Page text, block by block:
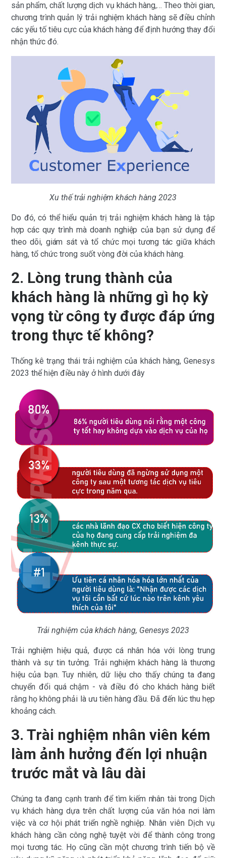
sản phẩm, chất lượng dịch vụ khách hàng,… Theo thời gian,
chương trình quản lý trải nghiệm khách hàng sẽ điều chỉnh
các yếu tố tiêu cực của khách hàng để định hướng thay đổi
nhận thức đó.
Xu thế trải nghiệm khách hàng 2023
Do đó, có thể hiểu quản trị trải nghiệm khách hàng là tập
hợp các quy trình mà doanh nghiệp của bạn sử dụng để
theo dõi, giám sát và tổ chức mọi tương tác giữa khách
hàng, tổ chức trong suốt vòng đời của khách hàng.
2. Lòng trung thành của
khách hàng là những gì họ kỳ
vọng từ công ty được đáp ứng
trong thực tế không?
Thống kê trạng thái trải nghiệm của khách hàng, Genesys
2023 thể hiện điều này ở hình dưới đây
Trải nghiệm của khách hàng, Genesys 2023
Trải nghiệm hiệu quả, được cá nhân hóa với lòng trung
thành và sự tin tưởng. Trải nghiệm khách hàng là thương
hiệu của bạn. Tuy nhiên, dữ liệu cho thấy chúng ta đang
chuyển đổi quá chậm - và điều đó cho khách hàng biết
rằng họ không phải là ưu tiên hàng đầu. Đã đến lúc thu hẹp
khoảng cách.
3. Trài nghiệm nhân viên kém
làm ảnh hưởng đến lợi nhuận
trước mắt và lâu dài
Chúng ta đang cạnh tranh để tìm kiếm nhân tài trong Dịch
vụ khách hàng dựa trên chất lượng của văn hóa nơi làm
việc và cơ hội phát triển nghề nghiệp. Nhân viên Dịch vụ
khách hàng cần công nghệ tuyệt vời để thành công trong
mọi tương tác. Họ cũng cần một chương trình tiến bộ về